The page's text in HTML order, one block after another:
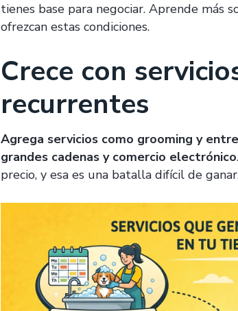
tienes base para negociar. Aprende más
ofrezcan estas condiciones.
Crece con
recurrentes
Agrega servicios como grooming y
grandes cadenas y comercio electrónico
precio, y esa es una batalla difícil de